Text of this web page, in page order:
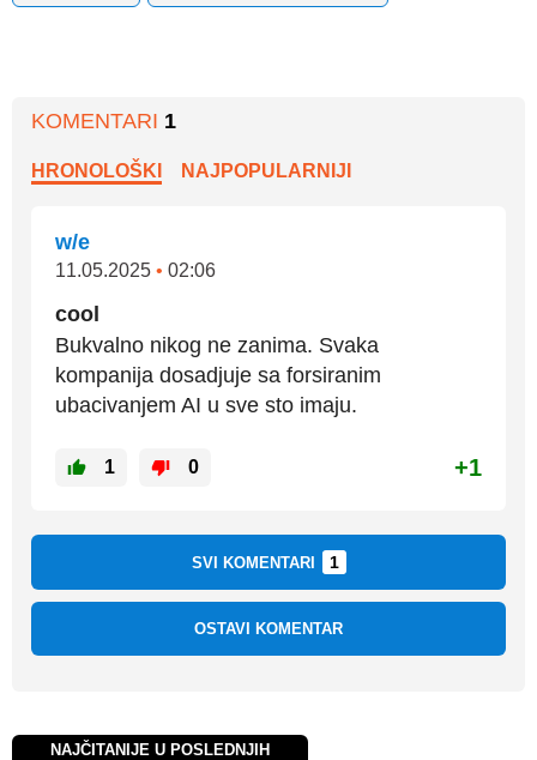
KOMENTARI 1
HRONOLOŠKI NAJPOPULARNIJI
w/e
11.05.2025 • 02:06
cool
Bukvalno nikog ne zanima. Svaka
kompanija dosadjuje sa forsiranim
ubacivanjem AI u sve sto imaju.
1 0 +1
SVI KOMENTARI 1
OSTAVI KOMENTAR
NAJČITANIJE U POSLEDNJIH